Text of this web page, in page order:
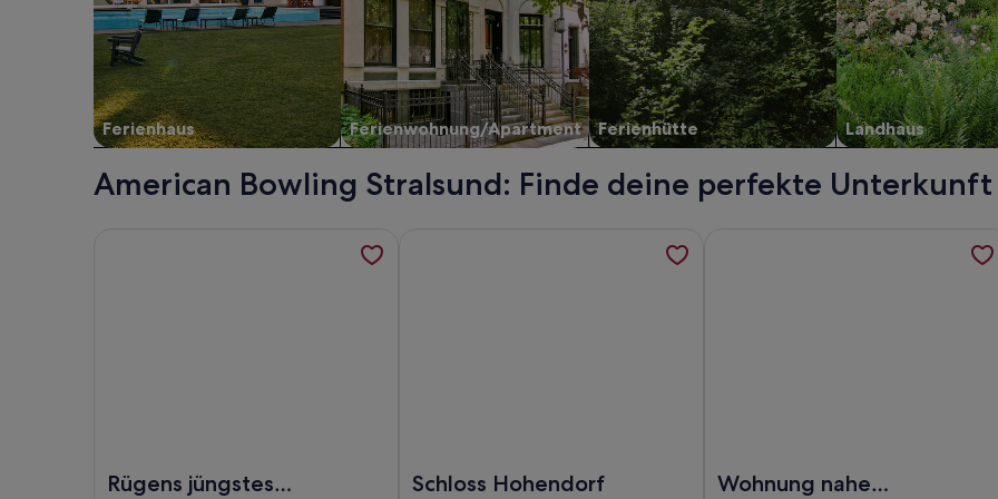
Ferienhaus Ferienwohnung/Apartment Ferienhütte Landhaus
American Bowling Stralsund: Finde deine perfekte Unterkunft
Rügens jüngstes
Schloss Hohendorf
Wohnung nahe